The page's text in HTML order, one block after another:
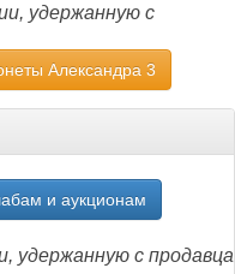
удержанную с
Александра 3
и аукционам
удержанную с продавца